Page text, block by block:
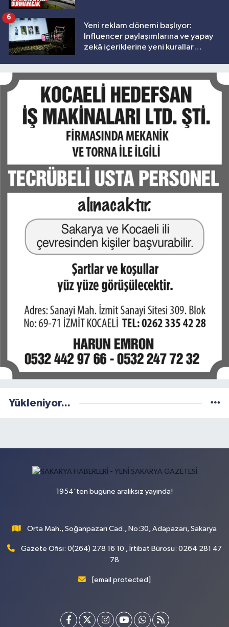
Yeni reklam dönemi başlıyor:
Influencer paylaşımlarına ve yapay
zekâ içeriklerine yeni kurallar
6
Yükleniyor...
1954'ten bugüne aralıksız yayında!
Orta Mah., Soğanpazarı Cad., No:30, Adapazarı, Sakarya
Gazete Ofisi: 0(264) 278 16 10 , İrtibat Bürosu: 0264 281 47
78
[email protected]